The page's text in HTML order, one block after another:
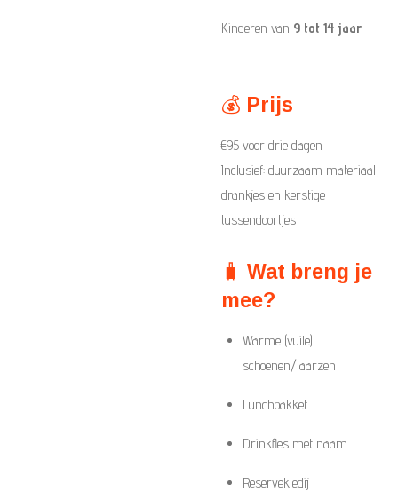
Kinderen van 9 tot 14 jaar
💰 Prijs
€95 voor drie dagen
Inclusief: duurzaam materiaal,
drankjes en kerstige
tussendoortjes
🧳 Wat breng je
mee?
Warme (vuile)
schoenen/laarzen
Lunchpakket
Drinkfles met naam
Reservekledij